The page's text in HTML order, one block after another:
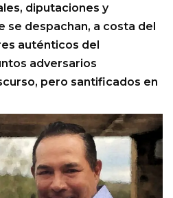
diputaciones y
se despachan, a costa del
auténticos del
adversarios
pero santificados en